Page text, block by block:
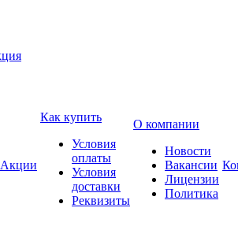
Акции
Как купить
Условия
оплаты
Условия
доставки
Реквизиты
О компании
Новости
Вакансии
Лицензии
Политика